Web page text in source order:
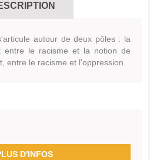
autour de deux pôles : la
entre le racisme et la notion de
entre le racisme et l'oppression.
D'INFOS